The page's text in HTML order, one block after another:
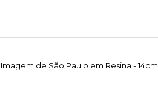
Imagem de São Paulo em Resina - 14cm